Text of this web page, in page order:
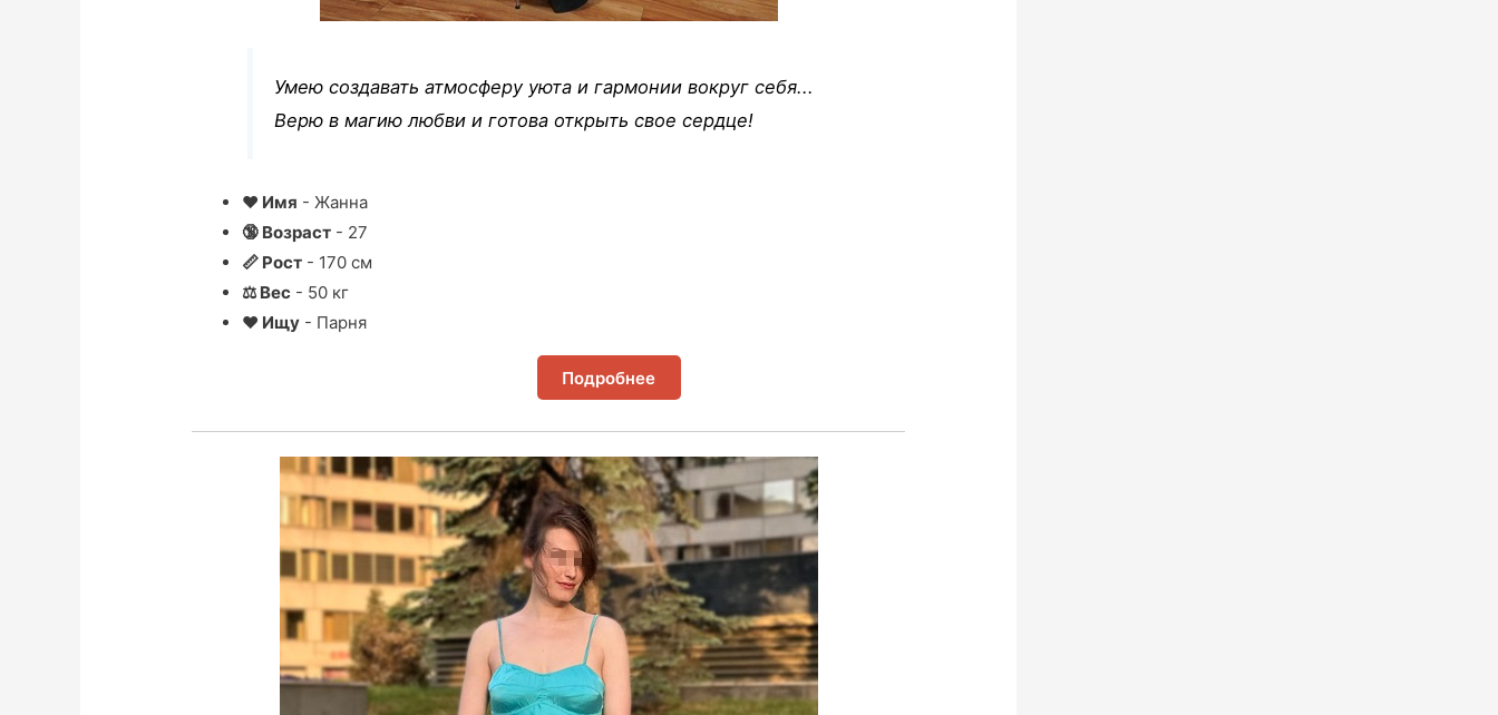
Умею создавать атмосферу уюта и гармонии вокруг себя...
Верю в магию любви и готова открыть свое сердце!
❤ Имя - Жанна
🔞 Возраст - 27
📏 Рост - 170 см
⚖ Вес - 50 кг
❤ Ищу - Парня
Подробнее